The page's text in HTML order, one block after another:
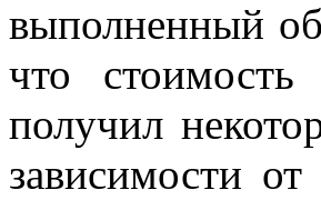
выполненный
что
получил
зависимости